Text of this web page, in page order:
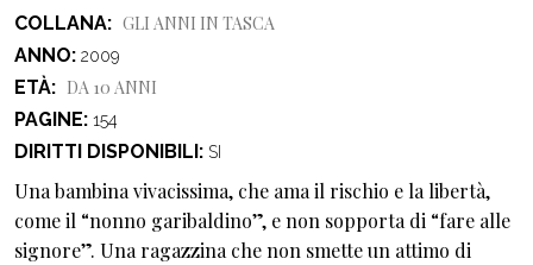
COLLANA
GLI ANNI IN TASCA
ANNO 2009
ETÀ
DA 10 ANNI
PAGINE 154
DIRITTI DISPONIBILI SI
Una bambina vivacissima, che ama il rischio e la libertà,
come il “nonno garibaldino”, e non sopporta di “fare alle
signore”. Una ragazzina che non smette un attimo di